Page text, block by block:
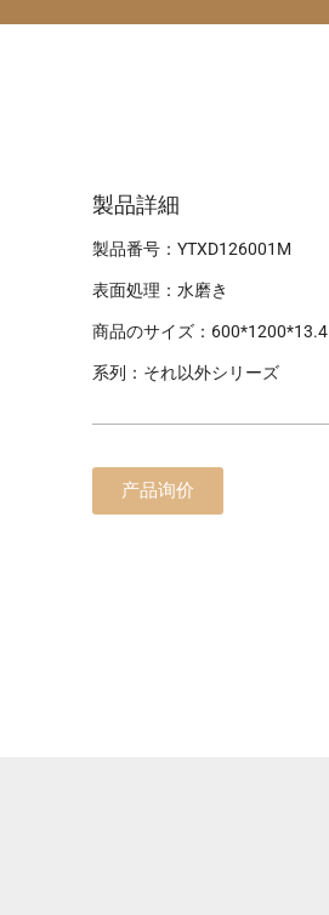
製品詳細
製品番号：YTXD126001M
表面処理：水磨き
商品のサイズ：600*1200*13.4
系列：それ以外シリーズ
产品询价